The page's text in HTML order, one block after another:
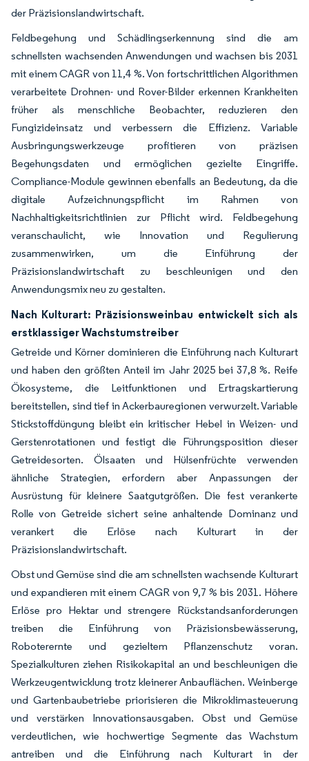
der Präzisionslandwirtschaft.
Feldbegehung und Schädlingserkennung sind die am
schnellsten wachsenden Anwendungen und wachsen bis 2031
mit einem CAGR von 11,4 %. Von fortschrittlichen Algorithmen
verarbeitete Drohnen- und Rover-Bilder erkennen Krankheiten
früher als menschliche Beobachter, reduzieren den
Fungizideinsatz und verbessern die Effizienz. Variable
Ausbringungswerkzeuge profitieren von präzisen
Begehungsdaten und ermöglichen gezielte Eingriffe.
Compliance-Module gewinnen ebenfalls an Bedeutung, da die
digitale Aufzeichnungspflicht im Rahmen von
Nachhaltigkeitsrichtlinien zur Pflicht wird. Feldbegehung
veranschaulicht, wie Innovation und Regulierung
zusammenwirken, um die Einführung der
Präzisionslandwirtschaft zu beschleunigen und den
Anwendungsmix neu zu gestalten.
Nach Kulturart: Präzisionsweinbau entwickelt sich als
erstklassiger Wachstumstreiber
Getreide und Körner dominieren die Einführung nach Kulturart
und haben den größten Anteil im Jahr 2025 bei 37,8 %. Reife
Ökosysteme, die Leitfunktionen und Ertragskartierung
bereitstellen, sind tief in Ackerbauregionen verwurzelt. Variable
Stickstoffdüngung bleibt ein kritischer Hebel in Weizen- und
Gerstenrotationen und festigt die Führungsposition dieser
Getreidesorten. Ölsaaten und Hülsenfrüchte verwenden
ähnliche Strategien, erfordern aber Anpassungen der
Ausrüstung für kleinere Saatgutgrößen. Die fest verankerte
Rolle von Getreide sichert seine anhaltende Dominanz und
verankert die Erlöse nach Kulturart in der
Präzisionslandwirtschaft.
Obst und Gemüse sind die am schnellsten wachsende Kulturart
und expandieren mit einem CAGR von 9,7 % bis 2031. Höhere
Erlöse pro Hektar und strengere Rückstandsanforderungen
treiben die Einführung von Präzisionsbewässerung,
Roboterernte und gezieltem Pflanzenschutz voran.
Spezialkulturen ziehen Risikokapital an und beschleunigen die
Werkzeugentwicklung trotz kleinerer Anbauflächen. Weinberge
und Gartenbaubetriebe priorisieren die Mikroklimasteuerung
und verstärken Innovationsausgaben. Obst und Gemüse
verdeutlichen, wie hochwertige Segmente das Wachstum
antreiben und die Einführung nach Kulturart in der